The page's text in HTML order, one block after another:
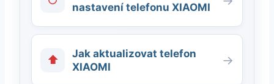
nastavení telefonu XIAOMI
⬆
Jak aktualizovat telefon
XIAOMI
→